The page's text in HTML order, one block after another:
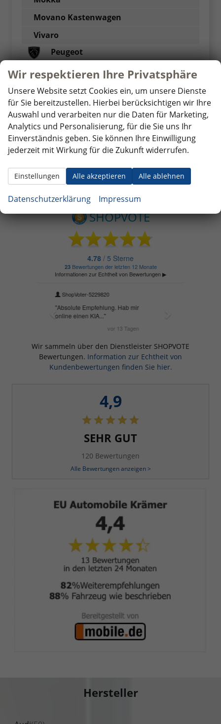
Movano Kastenwagen
Vivaro
Peugeot
Renault
Skoda
Suzuki
Toyota
Volkswagen
Volvo
Weitere
Wir sammeln über den Dienstleister SHOPVOTE
Bewertungen. Information zur Echtheit von
Kundenbewertungen finden Sie hier.
4,9
SEHR GUT
120 Bewertungen
Alle Bewertungen anzeigen >
Hersteller
Wir respektieren Ihre Privatsphäre
Unsere Website setzt Cookies ein, um unsere Dienste
für Sie bereitzustellen. Hierbei berücksichtigen wir Ihre
Auswahl und verarbeiten nur die Daten für Marketing,
Analytics und Personalisierung, für die Sie uns Ihr
Einverständnis geben. Sie können Ihre Einwilligung
jederzeit mit Wirkung für die Zukunft widerrufen.
Alle akzeptieren Alle ablehnen
Einstellungen
Datenschutzerklärung Impressum